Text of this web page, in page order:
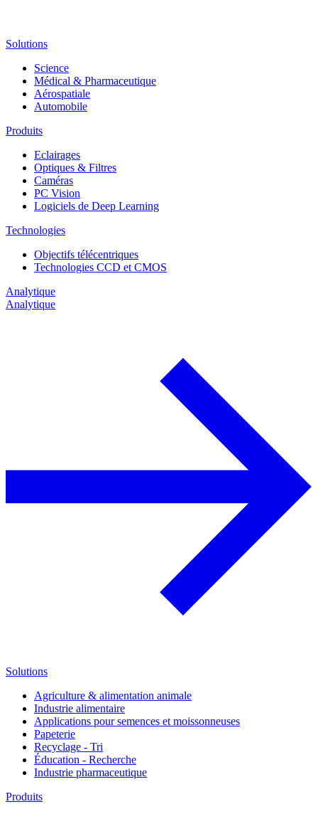
Solutions
Science
Médical & Pharmaceutique
Aérospatiale
Automobile
Produits
Eclairages
Optiques & Filtres
Caméras
PC Vision
Logiciels de Deep Learning
Technologies
Objectifs télécentriques
Technologies CCD et CMOS
Analytique
Analytique
Solutions
Agriculture & alimentation animale
Industrie alimentaire
Applications pour semences et moissonneuses
Papeterie
Recyclage - Tri
Éducation - Recherche
Industrie pharmaceutique
Produits